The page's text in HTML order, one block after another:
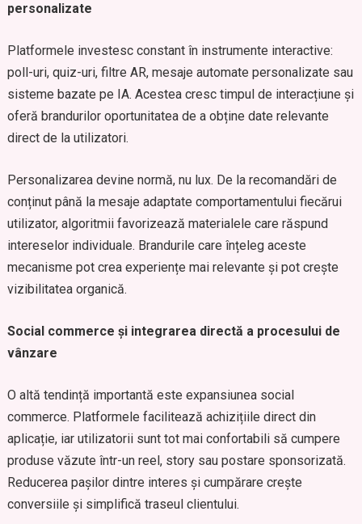
personalizate
Platformele investesc constant în instrumente interactive:
poll-uri, quiz-uri, filtre AR, mesaje automate personalizate sau
sisteme bazate pe IA. Acestea cresc timpul de interacțiune și
oferă brandurilor oportunitatea de a obține date relevante
direct de la utilizatori.
Personalizarea devine normă, nu lux. De la recomandări de
conținut până la mesaje adaptate comportamentului fiecărui
utilizator, algoritmii favorizează materialele care răspund
intereselor individuale. Brandurile care înțeleg aceste
mecanisme pot crea experiențe mai relevante și pot crește
vizibilitatea organică.
Social commerce și integrarea directă a procesului de
vânzare
O altă tendință importantă este expansiunea social
commerce. Platformele facilitează achizițiile direct din
aplicație, iar utilizatorii sunt tot mai confortabili să cumpere
produse văzute într-un reel, story sau postare sponsorizată.
Reducerea pașilor dintre interes și cumpărare crește
conversiile și simplifică traseul clientului.